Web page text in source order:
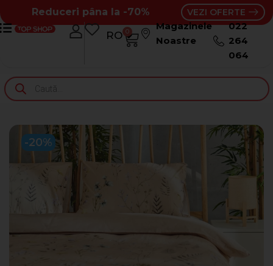
Reduceri pâna la -70% VEZI OFERTE
RO
RU
0
Magazinele
Noastre
022
264
064
-20%